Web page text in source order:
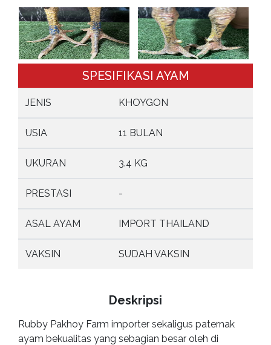
SPESIFIKASI AYAM
JENIS KHOYGON
USIA 11 BULAN
UKURAN 3.4 KG
PRESTASI -
ASAL AYAM IMPORT THAILAND
VAKSIN SUDAH VAKSIN
Deskripsi
Rubby Pakhoy Farm importer sekaligus paternak
ayam bekualitas yang sebagian besar oleh di